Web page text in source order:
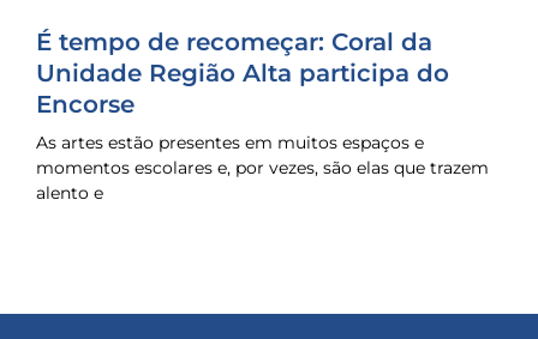
É tempo de recomeçar: Coral da
Unidade Região Alta participa do
Encorse
As artes estão presentes em muitos espaços e
momentos escolares e, por vezes, são elas que trazem
alento e